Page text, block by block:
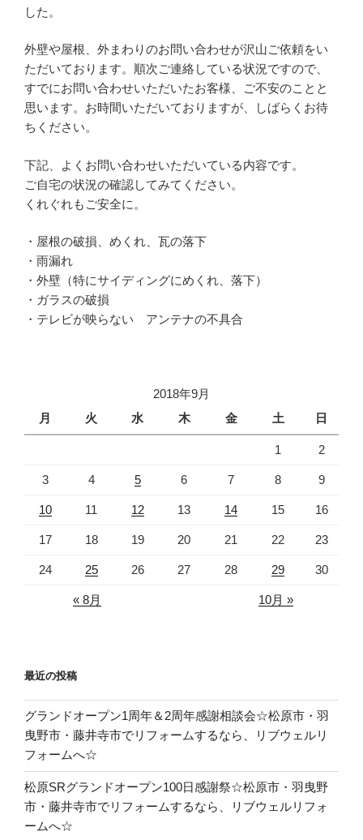
した。
外壁や屋根、外まわりのお問い合わせが沢山ご依頼をい
ただいております。順次ご連絡している状況ですので、
すでにお問い合わせいただいたお客様、ご不安のことと
思います。お時間いただいておりますが、しばらくお待
ちください。
下記、よくお問い合わせいただいている内容です。
ご自宅の状況の確認してみてください。
くれぐれもご安全に。
・屋根の破損、めくれ、瓦の落下
・雨漏れ
・外壁（特にサイディングにめくれ、落下）
・ガラスの破損
・テレビが映らない アンテナの不具合
2018年9月
月
火 水 木 金 土 日
1 2
3 4 5 6 7 8 9
10 11 12 13 14 15 16
17 18 19 20 21 22 23
24 25 26 27 28 29 30
« 8月 10月 »
最近の投稿
グランドオープン1周年＆2周年感謝相談会☆松原市・羽
曳野市・藤井寺市でリフォームするなら、リブウェルリ
フォームへ☆
松原SRグランドオープン100日感謝祭☆松原市・羽曳野
市・藤井寺市でリフォームするなら、リブウェルリフォ
ームへ☆